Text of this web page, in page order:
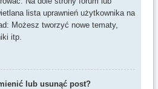
lista uprawnień użytkownika na
Możesz tworzyć nowe tematy,
itp.
lub usunąć post?